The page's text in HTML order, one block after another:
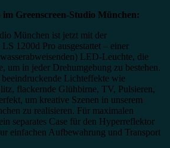
Greenscreen-Studio München:
München ist jetzt mit der
1200d Pro ausgestattet – einer
LED-Leuchte, die
um in jeder Drehumgebung zu bestehen.
Lichteffekte wie
flackernde Glühbirne, TV, Pulsieren,
um kreative Szenen in unserem
zu realisieren. Für maximalen
separates Case für den Hyperreflektor
einfachen Aufbewahrung und Transport